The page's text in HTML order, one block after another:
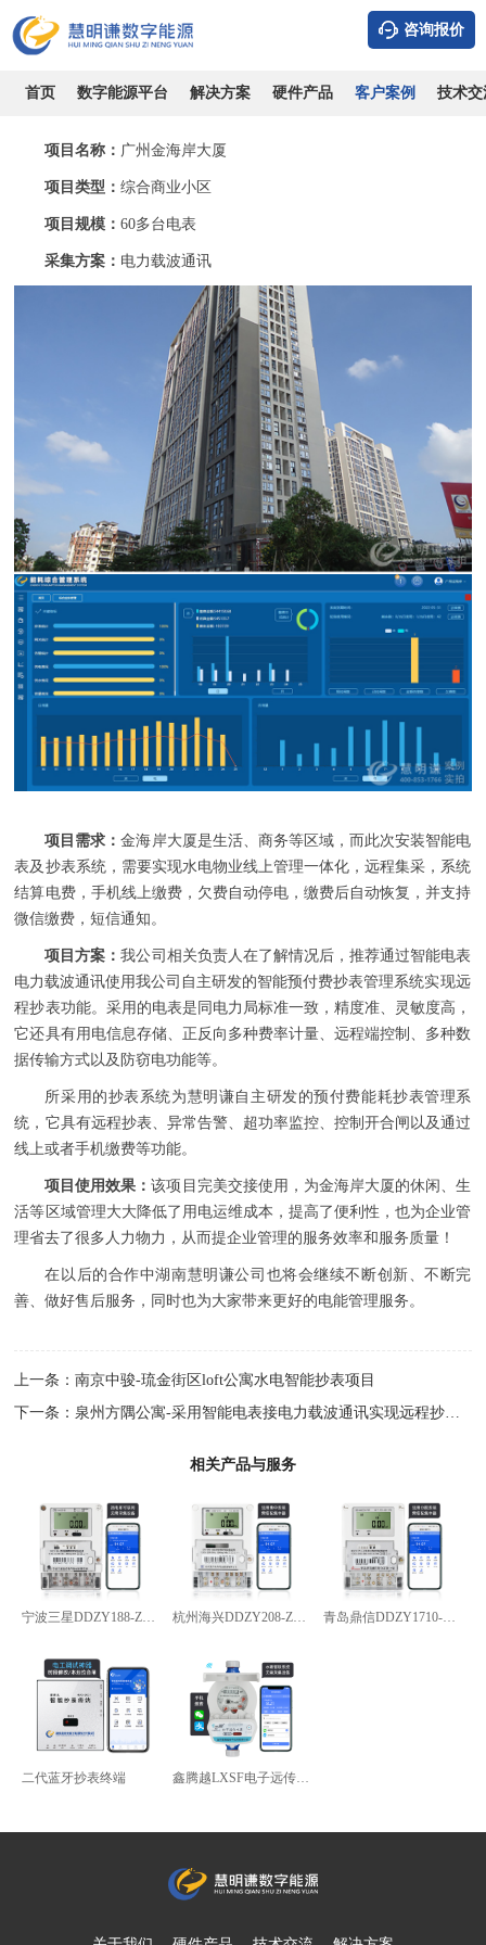
咨询报价
首页 数字能源平台 解决方案 硬件产品 客户案例 技术交
广州金海岸大厦-采用电力载波通讯实现远程抄表管理方案
时间：2026-08-08 浏览：10449 作者：admin
项目名称： 广州金海岸大厦
项目类型：综合商业小区
项目规模：60多台电表
采集方案： 电力载波通讯
项目需求：金海岸大厦是生活、商务等区域，而此次安装智能电
表及抄表系统，需要实现水电物业线上管理一体化，远程集采，系统
结算电费，手机线上缴费，欠费自动停电，缴费后自动恢复，并支持
微信缴费，短信通知。
项目方案：我公司相关负责人在了解情况后，推荐通过智能电表
电力载波通讯使用我公司自主研发的智能预付费抄表管理系统实现远
程抄表功能。采用的电表是同电力局标准一致，精度准、灵敏度高，
它还具有用电信息存储、正反向多种费率计量、远程端控制、多种数
据传输方式以及防窃电功能等。
所采用的抄表系统为慧明谦自主研发的预付费能耗抄表管理系
统，它具有远程抄表、异常告警、超功率监控、控制开合闸以及通过
线上或者手机缴费等功能。
项目使用效果：该项目完美交接使用，为金海岸大厦的休闲、生
活等区域管理大大降低了用电运维成本，提高了便利性，也为企业管
理省去了很多人力物力，从而提企业管理的服务效率和服务质量！
在以后的合作中湖南慧明谦公司也将会继续不断创新、不断完
善、做好售后服务，同时也为大家带来更好的电能管理服务。
上一条：南京中骏-琉金街区loft公寓水电智能抄表项目
下一条： 泉州方隅公寓-采用智能电表接电力载波通讯实现远程抄表管
相关产品与服务
宁波三星DDZY188-Z型4G通讯智能电能表杭州海兴DDZY208-Z型RS485通讯智能电能表
青岛鼎信DDZY1710-Z型单
二代蓝牙抄表终端 鑫腾越LXSF电子远传智能水表